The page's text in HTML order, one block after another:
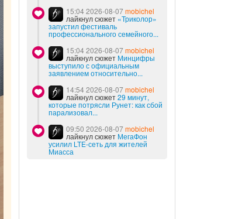
15:04 2026-08-07mobichel
лайкнул сюжет «Триколор»
запустил фестиваль
профессионального семейного...
15:04 2026-08-07mobichel
лайкнул сюжет Минцифры
выступило с официальным
заявлением относительно...
14:54 2026-08-07mobichel
лайкнул сюжет29 минут,
которые потрясли Рунет: как сбой
парализовал...
09:50 2026-08-07mobichel
лайкнул сюжет МегаФон
усилил LTE-сеть для жителей
Миасса